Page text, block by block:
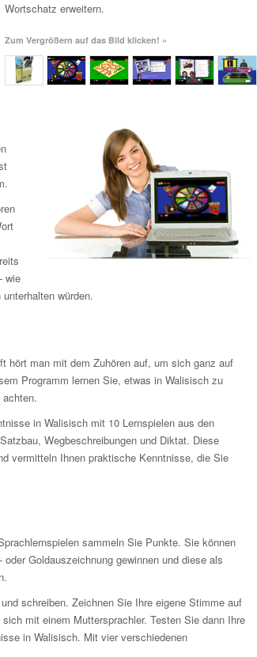
Wortschatz erweitern.
Zum Vergrößern auf das Bild klicken! »
wie
würden.
hört man mit dem Zuhören auf, um sich ganz auf
Programm lernen Sie, etwas in Walisisch zu
in Walisisch mit 10 Lernspielen aus den
Wegbeschreibungen und Diktat. Diese
vermitteln Ihnen praktische Kenntnisse, die Sie
sammeln Sie Punkte. Sie können
oder Goldauszeichnung gewinnen und diese als
schreiben. Zeichnen Sie Ihre eigene Stimme auf
mit einem Muttersprachler. Testen Sie dann Ihre
in Walisisch. Mit vier verschiedenen